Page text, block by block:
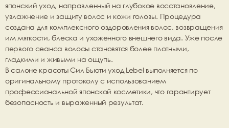
японский уход, направленный на глубокое восстановление,
увлажнение и защиту волос и кожи головы. Процедура
создана для комплексного оздоровления волос, возвращения
им мягкости, блеска и ухоженного внешнего вида. Уже после
первого сеанса волосы становятся более плотными,
гладкими и живыми на ощупь.
В салоне красоты Сил Бьюти уход Lebel выполняется по
оригинальному протоколу с использованием
профессиональной японской косметики, что гарантирует
безопасность и выраженный результат.